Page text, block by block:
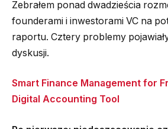
Zebrałem ponad dwadzieścia
founderami i inwestorami VC na
raportu. Cztery problemy
dyskusji.
Smart Finance Management for
Digital Accounting Tool